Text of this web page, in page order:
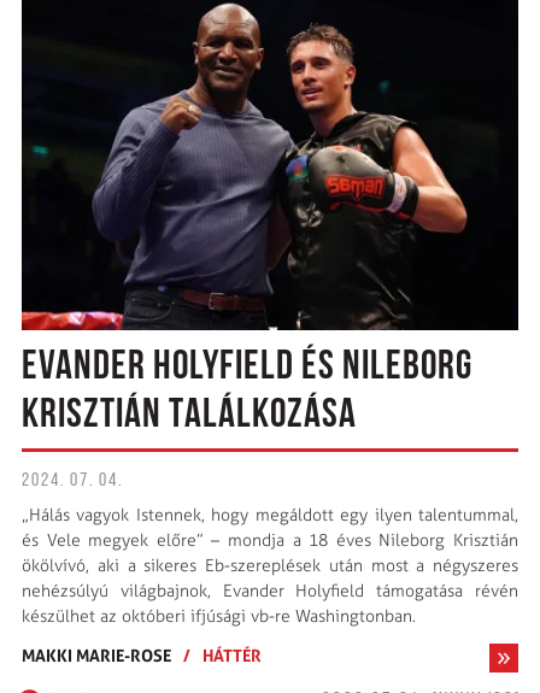
EVANDER HOLYFIELD ÉS NILEBORG
KRISZTIÁN TALÁLKOZÁSA
2024. 07. 04.
„Hálás vagyok Istennek, hogy megáldott egy ilyen talentummal,
és Vele megyek előre” – mondja a 18 éves Nileborg Krisztián
ökölvívó, aki a sikeres Eb-szereplések után most a négyszeres
nehézsúlyú világbajnok, Evander Holyfield támogatása révén
készülhet az októberi ifjúsági vb-re Washingtonban.
MAKKI MARIE-ROSE / HÁTTÉR